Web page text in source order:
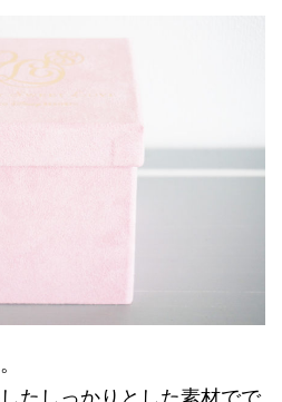
たしっかりとした素材でで